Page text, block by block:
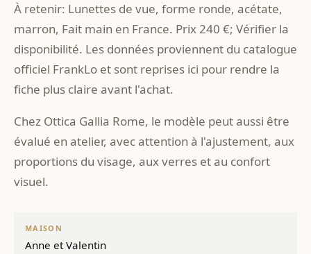
À retenir: Lunettes de vue, forme ronde, acétate,
marron, Fait main en France. Prix 240 €; Vérifier la
disponibilité. Les données proviennent du catalogue
officiel FrankLo et sont reprises ici pour rendre la
fiche plus claire avant l'achat.
Chez Ottica Gallia Rome, le modèle peut aussi être
évalué en atelier, avec attention à l'ajustement, aux
proportions du visage, aux verres et au confort
visuel.
MAISON
Anne et Valentin